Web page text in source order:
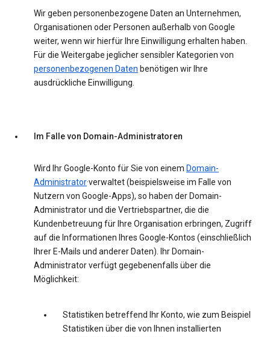
Wir geben personenbezogene Daten an Unternehmen,
Organisationen oder Personen außerhalb von Google
weiter, wenn wir hierfür Ihre Einwilligung erhalten haben.
Für die Weitergabe jeglicher sensibler Kategorien von
personenbezogenen Daten benötigen wir Ihre
ausdrückliche Einwilligung.
Im Falle von Domain-Administratoren
Wird Ihr Google-Konto für Sie von einem Domain-
Administrator·verwaltet (beispielsweise im Falle von
Nutzern von Google-Apps), so haben der Domain-
Administrator und die Vertriebspartner, die die
Kundenbetreuung für Ihre Organisation erbringen, Zugriff
auf die Informationen Ihres Google-Kontos (einschließlich
Ihrer E-Mails und anderer Daten). Ihr Domain-
Administrator verfügt gegebenenfalls über die
Möglichkeit:
Statistiken betreffend Ihr Konto, wie zum Beispiel
Statistiken über die von Ihnen installierten